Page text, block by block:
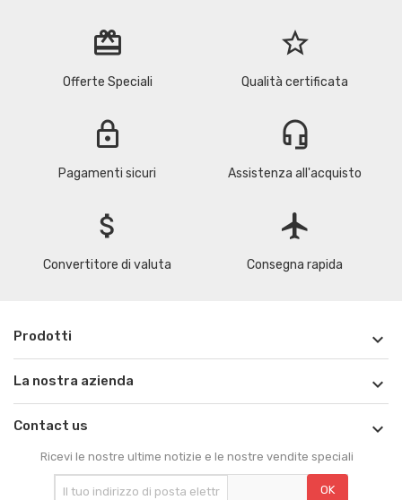
redeem
Offerte Speciali
star_border
Qualità certificata
lock
Pagamenti sicuri
headset_mic
Assistenza all'acquisto
attach_money
Convertitore di valuta
flight
Consegna rapida
Prodotti 
La nostra azienda 
Contact us 
Ricevi le nostre ultime notizie e le nostre vendite speciali